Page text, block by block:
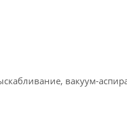
вакуум-